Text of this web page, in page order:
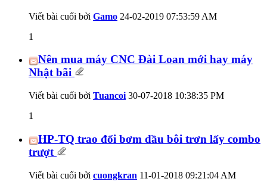
Viết bài cuối bởi Gamo 24-02-2019 07:53:59 AM
1
Nên mua máy CNC Đài Loan mới hay máy
Nhật bãi
Viết bài cuối bởi Tuancoi 30-07-2018 10:38:35 PM
1
HP-TQ trao đổi bơm dầu bôi trơn lấy combo
trượt
Viết bài cuối bởi cuongkran 11-01-2018 09:21:04 AM